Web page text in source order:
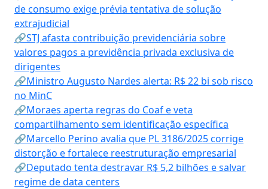
de consumo exige prévia tentativa de solução
extrajudicial
🔗STJ afasta contribuição previdenciária sobre
valores pagos a previdência privada exclusiva de
dirigentes
🔗Ministro Augusto Nardes alerta: R$ 22 bi sob risco
no MinC
🔗Moraes aperta regras do Coaf e veta
compartilhamento sem identificação específica
🔗Marcello Perino avalia que PL 3186/2025 corrige
distorção e fortalece reestruturação empresarial
🔗Deputado tenta destravar R$ 5,2 bilhões e salvar
regime de data centers